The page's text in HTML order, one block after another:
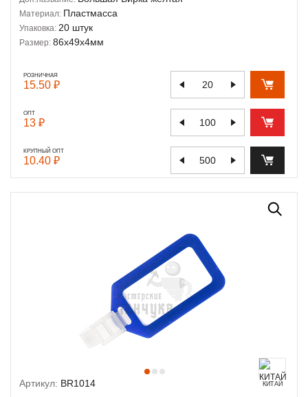
Материал: Пластмасса
Упаковка: 20 штук
Размер: 86х49х4мм
РОЗНИЧНАЯ
15.50 ₽
ОПТ
13 ₽
КРУПНЫЙ ОПТ
10.40 ₽
Артикул: BR1014 КИТАЙ